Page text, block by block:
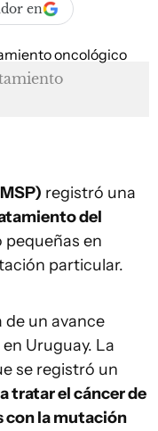
en
registró una
del
pequeñas en
particular.
de un avance
Uruguay. La
se registró un
tratar el cáncer de
con la mutación